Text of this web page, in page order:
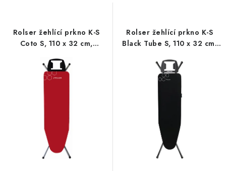
Rolser žehlící prkno K-S
Coto S, 110 x 32 cm,
Rolser žehlící prkno K-S
Black Tube S, 110 x 32 cm,